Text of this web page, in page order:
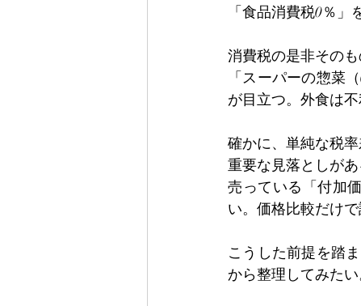
「食品消費税0％」
消費税の是非その
「スーパーの惣菜
が目立つ。外食は
確かに、単純な税
重要な見落としが
売っている「付加
い。価格比較だけ
こうした前提を踏
から整理してみたい